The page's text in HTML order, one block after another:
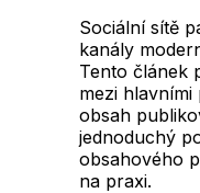
Sociální sítě
kanály
Tento článek
mezi
obsah
jednoduchý
obsahového
na praxi.